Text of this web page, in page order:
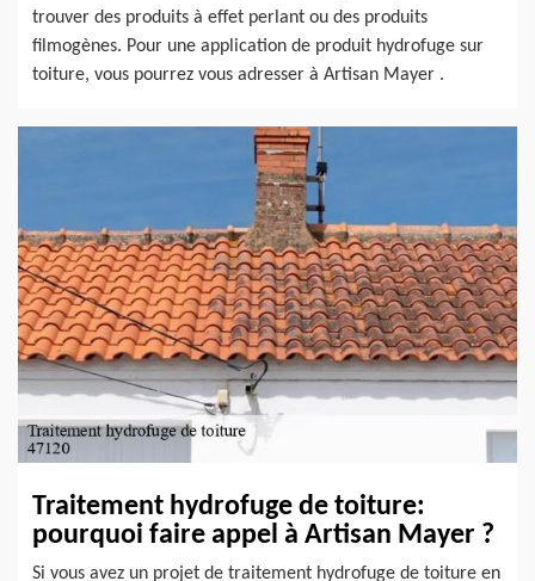
trouver des produits à effet perlant ou des produits
filmogènes. Pour une application de produit hydrofuge sur
toiture, vous pourrez vous adresser à Artisan Mayer .
Traitement hydrofuge de toiture:
pourquoi faire appel à Artisan Mayer ?
Si vous avez un projet de traitement hydrofuge de toiture en